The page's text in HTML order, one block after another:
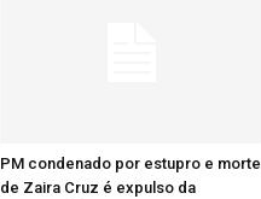
PM condenado por estupro e morte
de Zaira Cruz é expulso da